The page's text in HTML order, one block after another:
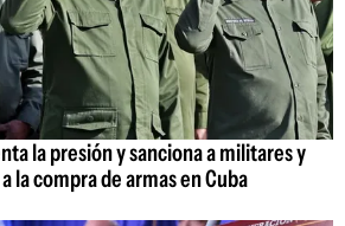
la presión y sanciona a militares y
la compra de armas en Cuba